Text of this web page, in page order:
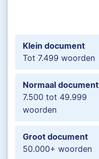
Klein document
Tot 7.499 woorden
Normaal document
7.500 tot 49.999
woorden
Groot document
50.000+ woorden